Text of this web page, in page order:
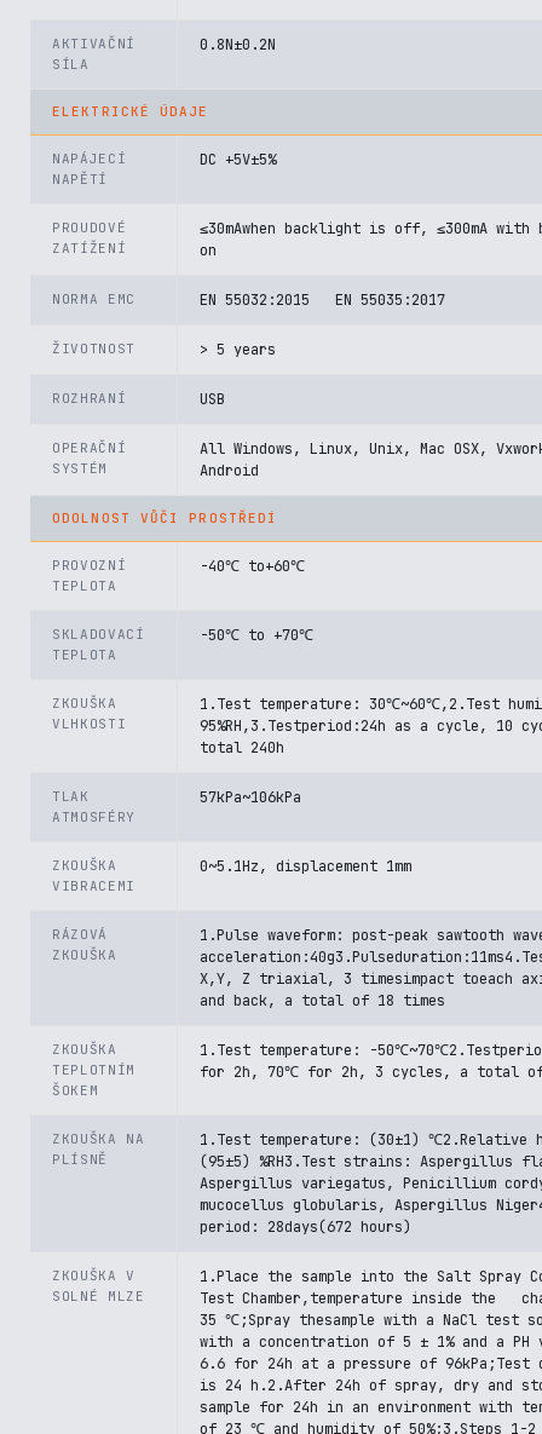
AKTIVAČNÍ
SÍLA
0.8N±0.2N
ELEKTRICKÉ ÚDAJE
NAPÁJECÍ
NAPĚTÍ
DC +5V±5%
PROUDOVÉ
ZATÍŽENÍ
≤30mAwhen backlight is off, ≤300mA
on
NORMA EMC EN 55032:2015 EN 55035:2017
ŽIVOTNOST > 5 years
ROZHRANÍ USB
OPERAČNÍ
SYSTÉM
All Windows, Linux, Unix, Mac OSX,
Android
ODOLNOST VŮČI PROSTŘEDÍ
PROVOZNÍ
TEPLOTA
-40℃ to+60℃
SKLADOVACÍ
TEPLOTA
-50℃ to +70℃
ZKOUŠKA
VLHKOSTI
1.Test temperature: 30℃~60℃,2.Test
95%RH,3.Testperiod:24h as a cycle, 10
total 240h
TLAK
ATMOSFÉRY
57kPa~106kPa
ZKOUŠKA
VIBRACEMI
0~5.1Hz, displacement 1mm
RÁZOVÁ
ZKOUŠKA
1.Pulse waveform: post-peak sawtooth
X,Y, Z triaxial, 3 timesimpact toeach
and back, a total of 18 times
ZKOUŠKA
TEPLOTNÍM
ŠOKEM
1.Test temperature: -
for 2h, 70℃ for 2h, 3 cycles, a total of
ZKOUŠKA NA
PLÍSNĚ
1.Test temperature: (30±1) ℃2.Relative
(95±5) %RH3.Test strains: Aspergillus
Aspergillus variegatus, Penicillium
mucocellus globularis, Aspergillus
period: 28days(672 hours)
ZKOUŠKA V
SOLNÉ MLZE
1.Place the sample into the Salt Spray
Test Chamber,temperature inside the
35 ℃;Spray thesample with a NaCl test
with a concentration of 5 ± 1% and a PH
6.6 for 24h at a pressure of 96kPa;Test
is 24 h.2.After 24h of spray, dry and
sample for 24h in an environment with
of 23 ℃ and humidity of 50%;3.Steps 1-2